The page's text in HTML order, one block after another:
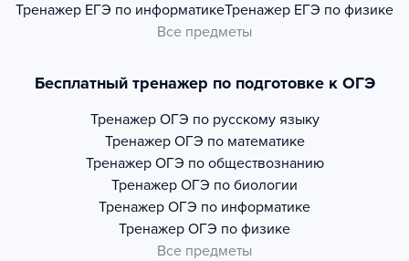
Тренажер ЕГЭ по информатикеТренажер ЕГЭ по физике
Все предметы
Бесплатный тренажер по подготовке к ОГЭ
Тренажер ОГЭ по русскому языку
Тренажер ОГЭ по математике
Тренажер ОГЭ по обществознанию
Тренажер ОГЭ по биологии
Тренажер ОГЭ по информатике
Тренажер ОГЭ по физике
Все предметы